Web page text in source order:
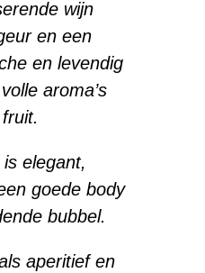
wijn
en een
en levendig
aroma’s
elegant,
goede body
bubbel.
aperitief en